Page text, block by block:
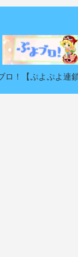
！【ぷよぷよ連